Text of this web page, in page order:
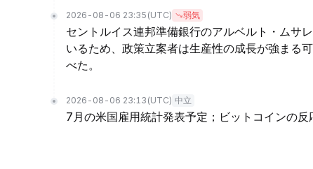
2026-08-06 23:35 (UTC) 弱気
セントルイス連邦準備銀行のアルベルト・ムサ
いるため、政策立案者は生産性の成長が強まる
べた。
2026-08-06 23:13 (UTC) 中立
7月の米国雇用統計発表予定；ビットコインの反